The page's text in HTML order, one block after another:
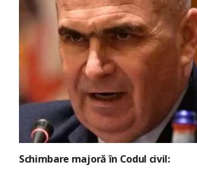
Schimbare majoră în Codul civil: